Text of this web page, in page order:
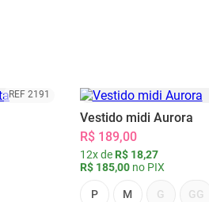
REF 2191
Vestido midi Aurora
R$ 189,00
12x de R$ 18,27
R$ 185,00no PIX
P M G GG